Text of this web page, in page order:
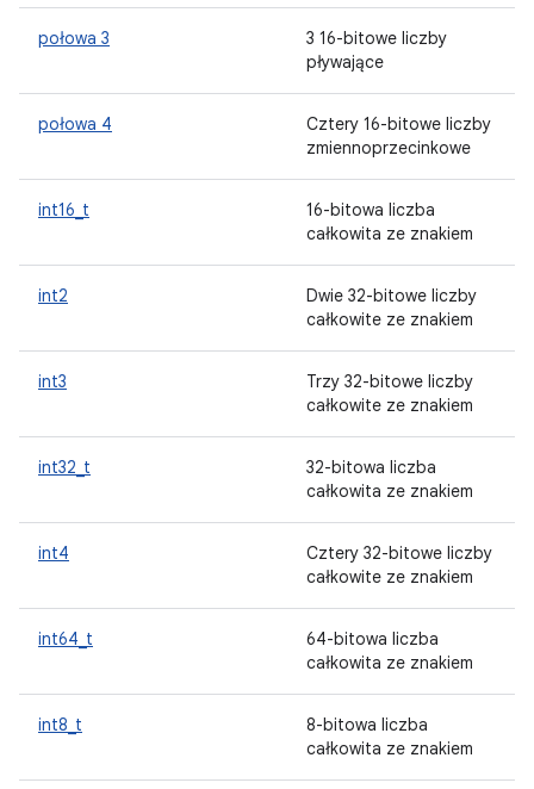
połowa 3
3 16-bitowe liczby
pływające
połowa 4
Cztery 16-bitowe liczby
zmiennoprzecinkowe
int16_t
16-bitowa liczba
całkowita ze znakiem
int2
Dwie 32-bitowe liczby
całkowite ze znakiem
int3
Trzy 32-bitowe liczby
całkowite ze znakiem
int32_t
32-bitowa liczba
całkowita ze znakiem
int4
Cztery 32-bitowe liczby
całkowite ze znakiem
int64_t
64-bitowa liczba
całkowita ze znakiem
int8_t
8-bitowa liczba
całkowita ze znakiem